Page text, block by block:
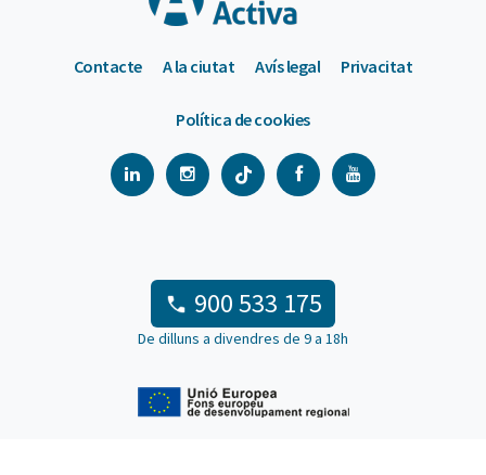
Contacte A la ciutat Avís legal Privacitat
Política de cookies
900 533 175
De dilluns a divendres de 9 a 18h